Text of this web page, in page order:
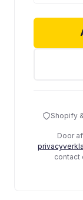
Shopify
Door
contact